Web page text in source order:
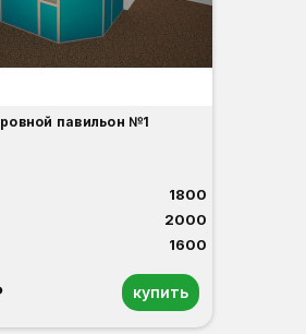
павильон №1
1800
2000
1600
купить